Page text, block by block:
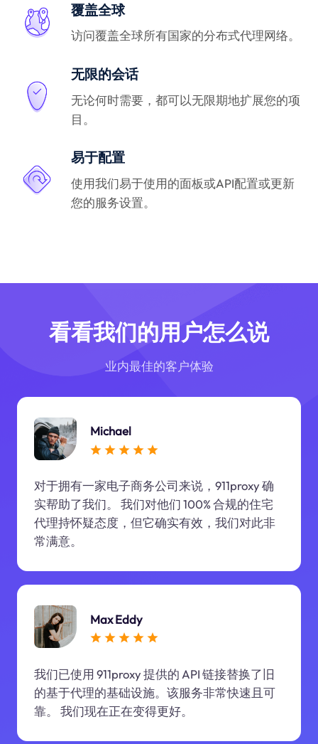
覆盖全球
访问覆盖全球所有国家的分布式代理网络。
无限的会话
无论何时需要，都可以无限期地扩展您的项
目。
易于配置
使用我们易于使用的面板或API配置或更新
您的服务设置。
看看我们的用户怎么说
业内最佳的客户体验
Michael
对于拥有一家电子商务公司来说，911proxy 确
实帮助了我们。 我们对他们 100% 合规的住宅
代理持怀疑态度，但它确实有效，我们对此非
常满意。
Max Eddy
我们已使用 911proxy 提供的 API 链接替换了旧
的基于代理的基础设施。该服务非常快速且可
靠。 我们现在正在变得更好。